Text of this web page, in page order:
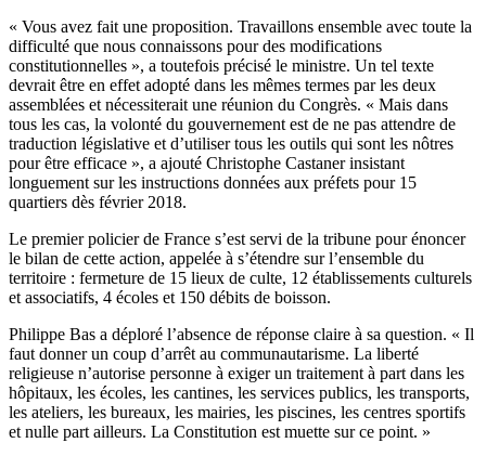
« Vous avez fait une proposition. Travaillons ensemble avec toute la
difficulté que nous connaissons pour des modifications
constitutionnelles », a toutefois précisé le ministre. Un tel texte
devrait être en effet adopté dans les mêmes termes par les deux
assemblées et nécessiterait une réunion du Congrès. « Mais dans
tous les cas, la volonté du gouvernement est de ne pas attendre de
traduction législative et d’utiliser tous les outils qui sont les nôtres
pour être efficace », a ajouté Christophe Castaner insistant
longuement sur les instructions données aux préfets pour 15
quartiers dès février 2018.
Le premier policier de France s’est servi de la tribune pour énoncer
le bilan de cette action, appelée à s’étendre sur l’ensemble du
territoire : fermeture de 15 lieux de culte, 12 établissements culturels
et associatifs, 4 écoles et 150 débits de boisson.
Philippe Bas a déploré l’absence de réponse claire à sa question. « Il
faut donner un coup d’arrêt au communautarisme. La liberté
religieuse n’autorise personne à exiger un traitement à part dans les
hôpitaux, les écoles, les cantines, les services publics, les transports,
les ateliers, les bureaux, les mairies, les piscines, les centres sportifs
et nulle part ailleurs. La Constitution est muette sur ce point. »